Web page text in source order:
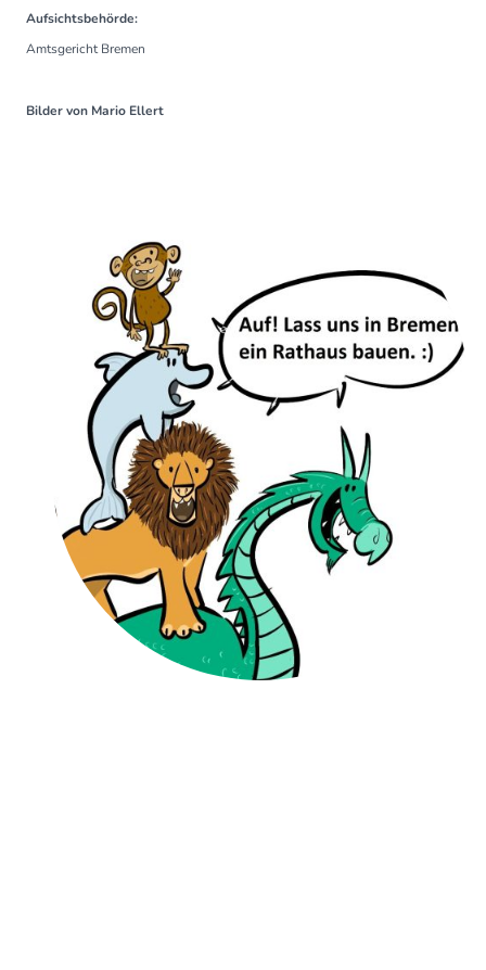
Aufsichtsbehörde:
Amtsgericht Bremen
Bilder von Mario Ellert